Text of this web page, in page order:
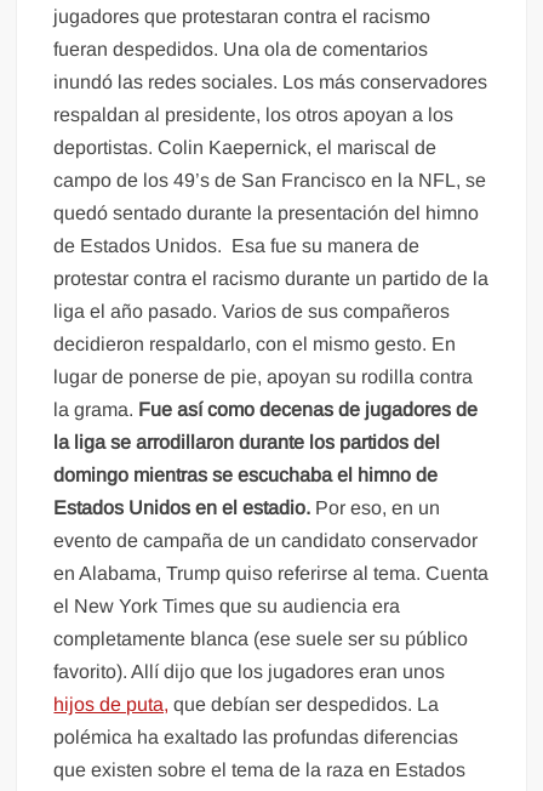
jugadores que protestaran contra el racismo
fueran despedidos. Una ola de comentarios
inundó las redes sociales. Los más conservadores
respaldan al presidente, los otros apoyan a los
deportistas. Colin Kaepernick, el mariscal de
campo de los 49’s de San Francisco en la NFL, se
quedó sentado durante la presentación del himno
de Estados Unidos. Esa fue su manera de
protestar contra el racismo durante un partido de la
liga el año pasado. Varios de sus compañeros
decidieron respaldarlo, con el mismo gesto. En
lugar de ponerse de pie, apoyan su rodilla contra
la grama. Fue así como decenas de jugadores de
la liga se arrodillaron durante los partidos del
domingo mientras se escuchaba el himno de
Estados Unidos en el estadio. Por eso, en un
evento de campaña de un candidato conservador
en Alabama, Trump quiso referirse al tema. Cuenta
el New York Times que su audiencia era
completamente blanca (ese suele ser su público
favorito). Allí dijo que los jugadores eran unos
hijos de puta, que debían ser despedidos. La
polémica ha exaltado las profundas diferencias
que existen sobre el tema de la raza en Estados